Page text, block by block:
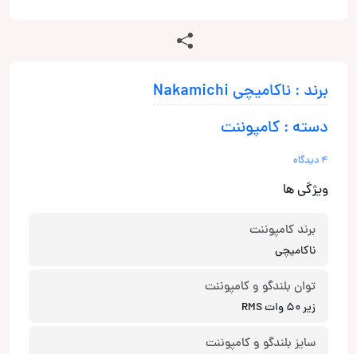
برند : ناکامیچی Nakamichi
دسته : کامپوننت
4 دیدگاه
ویژگی ها
برند کامپوننت
ناکامیچی
توان بلندگو و کامپوننت
زیر 50 وات RMS
سایز بلندگو و کامپوننت